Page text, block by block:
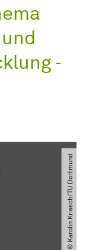
-
© Karolin Kriesch​/​TU Dortmund